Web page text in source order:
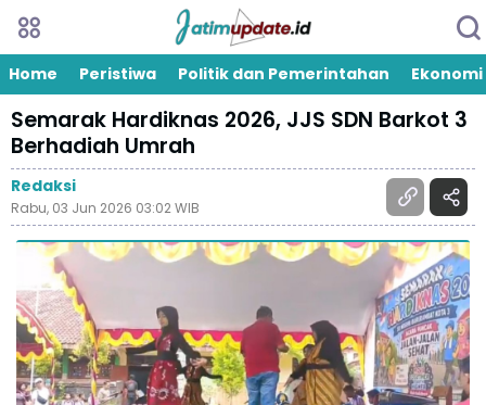
Home Peristiwa Politik dan Pemerintahan Ekonomi
Semarak Hardiknas 2026, JJS SDN Barkot 3
Berhadiah Umrah
Redaksi
Rabu, 03 Jun 2026 03:02 WIB